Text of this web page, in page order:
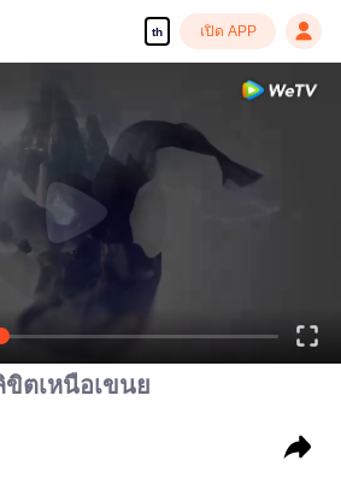
th เปิด APP
ตเหนือเขนย